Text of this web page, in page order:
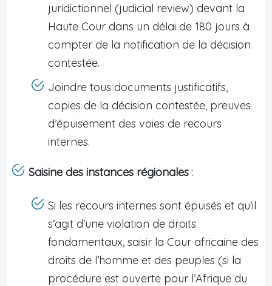
juridictionnel (judicial review) devant la
Haute Cour dans un délai de 180 jours à
compter de la notification de la décision
contestée.
Joindre tous documents justificatifs,
copies de la décision contestée, preuves
d’épuisement des voies de recours
internes.
Saisine des instances régionales :
Si les recours internes sont épuisés et qu’il
s’agit d’une violation de droits
fondamentaux, saisir la Cour africaine des
droits de l’homme et des peuples (si la
procédure est ouverte pour l’Afrique du